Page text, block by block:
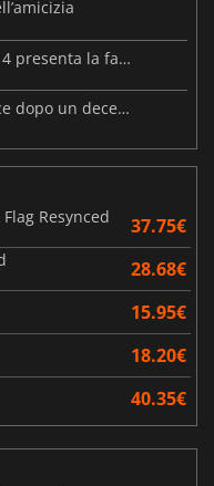
Warhammer 40.000: Dawn of War 4 presenta la fazione dei Necron
Forsaken Realms: Vahrin's Call esce dopo un decennio di sviluppo
Resynced
37.75€
28.68€
15.95€
18.20€
40.35€